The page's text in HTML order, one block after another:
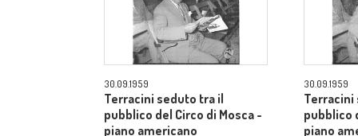
30.09.1959
Terracini seduto tra il
pubblico del Circo di Mosca -
piano americano
30.09.1959
Terracini
pubblico
piano